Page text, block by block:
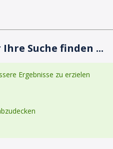
Suche finden ...
Ergebnisse zu erzielen